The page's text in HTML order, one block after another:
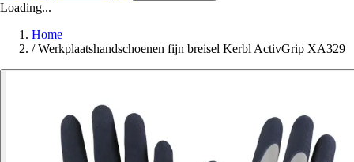
Loading...
Home
/ Werkplaatshandschoenen fijn breisel Kerbl ActivGrip XA329